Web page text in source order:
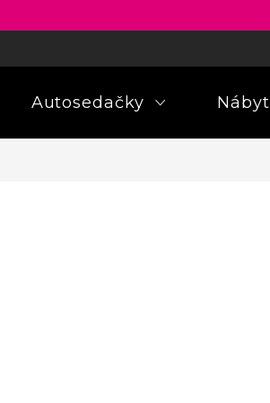
poučenia pre spotrebiteľa
Autosedačky